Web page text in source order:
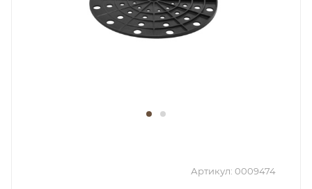
Артикул: 0009474